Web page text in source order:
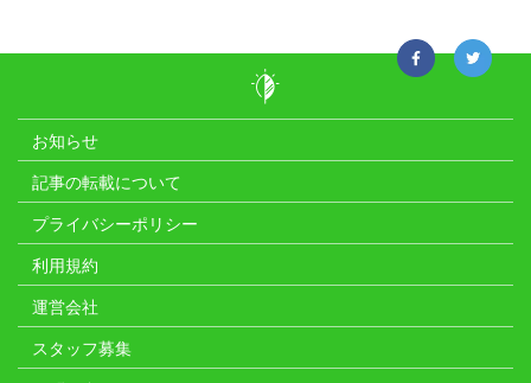
お知らせ
記事の転載について
プライバシーポリシー
利用規約
運営会社
スタッフ募集